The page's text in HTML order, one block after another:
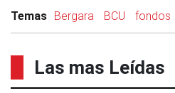
Temas Bergara BCU fondos
Las mas Leídas